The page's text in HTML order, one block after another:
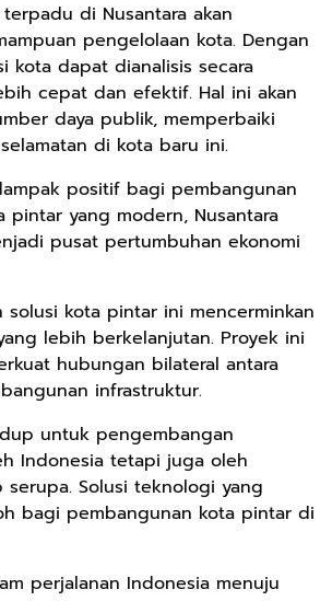
di Nusantara akan
pengelolaan kota. Dengan
kota dapat dianalisis secara
cepat dan efektif. Hal ini akan
daya publik, memperbaiki
di kota baru ini.
positif bagi pembangunan
pintar yang modern, Nusantara
pusat pertumbuhan ekonomi
kota pintar ini mencerminkan
lebih berkelanjutan. Proyek ini
hubungan bilateral antara
infrastruktur.
untuk pengembangan
Indonesia tetapi juga oleh
Solusi teknologi yang
bagi pembangunan kota pintar di
perjalanan Indonesia menuju
Rp158.000
Kaos Sastra
Dayak West
Borneo All Size
Tema
Tembawang
Anyarmart
Rp2.999.000
Lukisan Sri
Sultan
Hamengkubowono
I dari Kopi Karya
Rudi Winarso
Anyarmart